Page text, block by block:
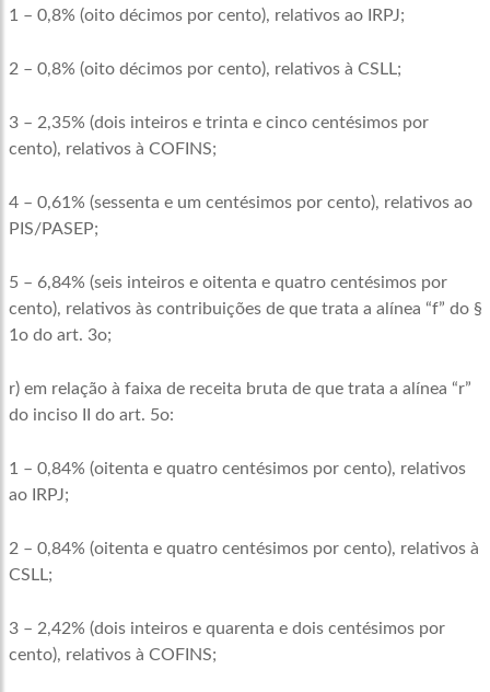
1 – 0,8% (oito décimos por cento), relativos ao IRPJ;
2 – 0,8% (oito décimos por cento), relativos à CSLL;
3 – 2,35% (dois inteiros e trinta e cinco centésimos por
cento), relativos à COFINS;
4 – 0,61% (sessenta e um centésimos por cento), relativos ao
PIS/PASEP;
5 – 6,84% (seis inteiros e oitenta e quatro centésimos por
cento), relativos às contribuições de que trata a alínea “f” do §
1o do art. 3o;
r) em relação à faixa de receita bruta de que trata a alínea “r”
do inciso II do art. 5o:
1 – 0,84% (oitenta e quatro centésimos por cento), relativos
ao IRPJ;
2 – 0,84% (oitenta e quatro centésimos por cento), relativos à
CSLL;
3 – 2,42% (dois inteiros e quarenta e dois centésimos por
cento), relativos à COFINS;